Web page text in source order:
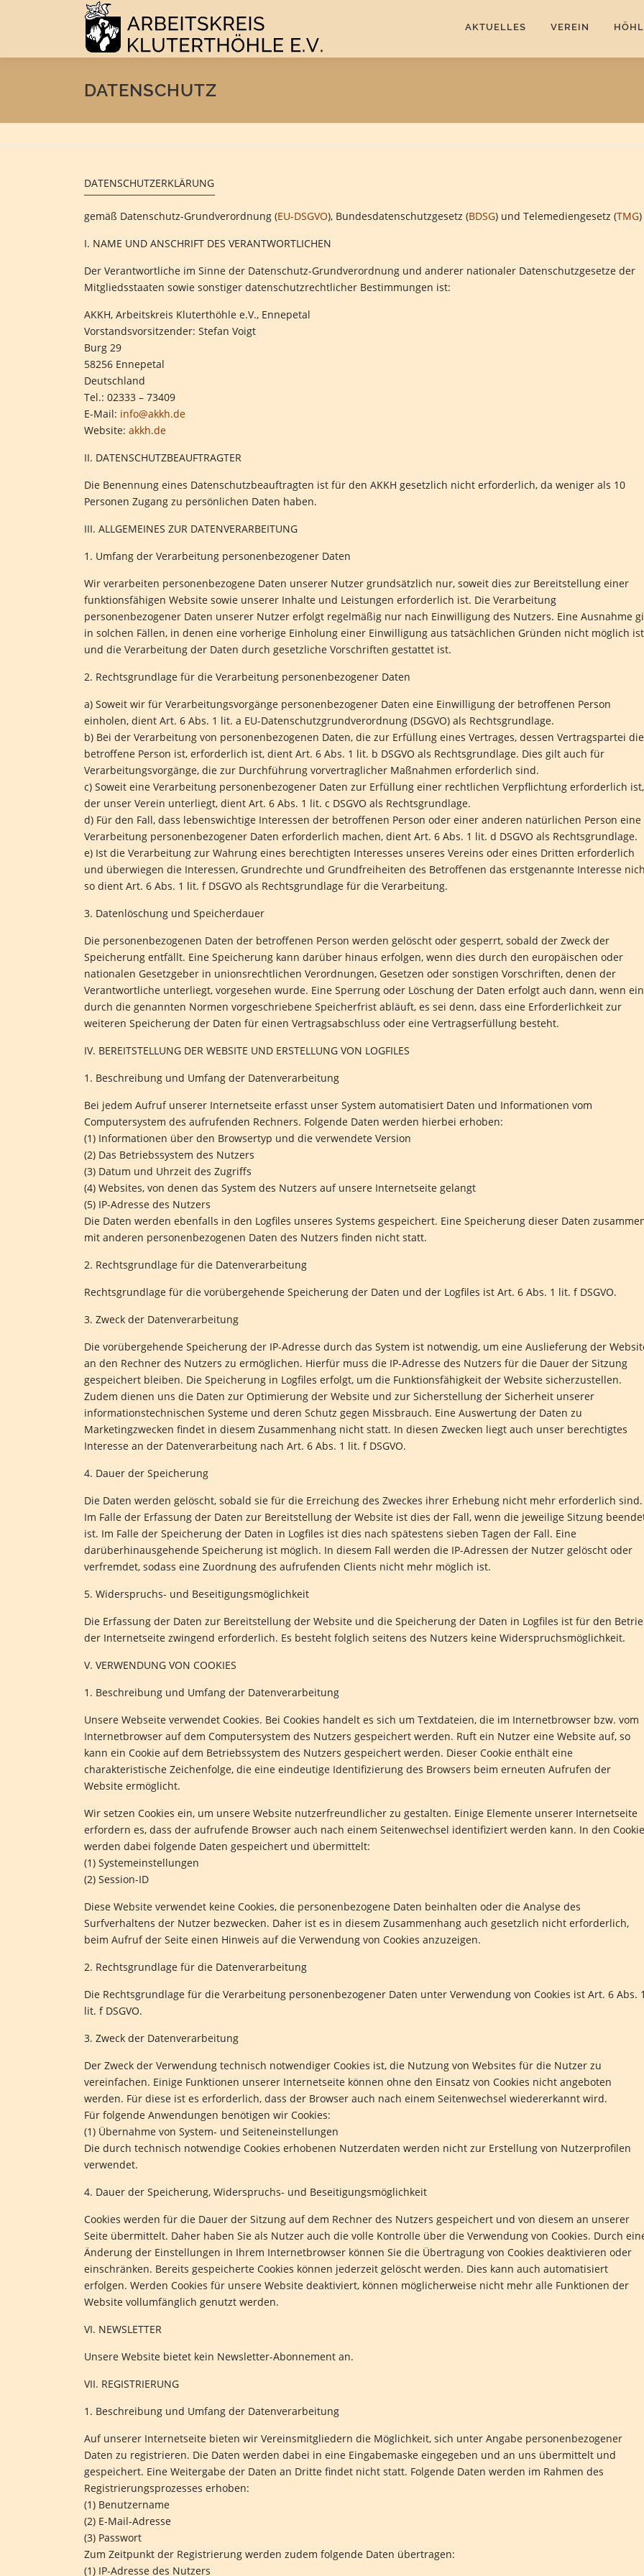
AKTUELLES VEREIN
DATENSCHUTZ
DATENSCHUTZERKLÄRUNG
¯¯¯¯¯¯¯¯¯¯¯¯¯¯¯¯¯¯¯¯¯¯¯¯¯¯
gemäß Datenschutz-Grundverordnung (EU-DSGVO), Bundesdatenschutzgesetz (BDSG) und Telemediengesetz (TMG)
I. NAME UND ANSCHRIFT DES VERANTWORTLICHEN
Der Verantwortliche im Sinne der Datenschutz-Grundverordnung und anderer nationaler Datenschutzgesetze der
Mitgliedsstaaten sowie sonstiger datenschutzrechtlicher Bestimmungen ist:
AKKH, Arbeitskreis Kluterthöhle e.V., Ennepetal
Vorstandsvorsitzender: Stefan Voigt
Burg 29
58256 Ennepetal
Deutschland
Tel.: 02333 – 73409
E-Mail: info@akkh.de
Website: akkh.de
II. DATENSCHUTZBEAUFTRAGTER
Die Benennung eines Datenschutzbeauftragten ist für den AKKH gesetzlich nicht erforderlich, da weniger als 10
Personen Zugang zu persönlichen Daten haben.
III. ALLGEMEINES ZUR DATENVERARBEITUNG
1. Umfang der Verarbeitung personenbezogener Daten
Wir verarbeiten personenbezogene Daten unserer Nutzer grundsätzlich nur, soweit dies zur Bereitstellung einer
funktionsfähigen Website sowie unserer Inhalte und Leistungen erforderlich ist. Die Verarbeitung
personenbezogener Daten unserer Nutzer erfolgt regelmäßig nur nach Einwilligung des Nutzers. Eine Ausnahme
in solchen Fällen, in denen eine vorherige Einholung einer Einwilligung aus tatsächlichen Gründen nicht möglich ist
und die Verarbeitung der Daten durch gesetzliche Vorschriften gestattet ist.
2. Rechtsgrundlage für die Verarbeitung personenbezogener Daten
a) Soweit wir für Verarbeitungsvorgänge personenbezogener Daten eine Einwilligung der betroffenen Person
einholen, dient Art. 6 Abs. 1 lit. a EU-Datenschutzgrundverordnung (DSGVO) als Rechtsgrundlage.
b) Bei der Verarbeitung von personenbezogenen Daten, die zur Erfüllung eines Vertrages, dessen Vertragspartei die
betroffene Person ist, erforderlich ist, dient Art. 6 Abs. 1 lit. b DSGVO als Rechtsgrundlage. Dies gilt auch für
Verarbeitungsvorgänge, die zur Durchführung vorvertraglicher Maßnahmen erforderlich sind.
c) Soweit eine Verarbeitung personenbezogener Daten zur Erfüllung einer rechtlichen Verpflichtung erforderlich ist,
der unser Verein unterliegt, dient Art. 6 Abs. 1 lit. c DSGVO als Rechtsgrundlage.
d) Für den Fall, dass lebenswichtige Interessen der betroffenen Person oder einer anderen natürlichen Person eine
Verarbeitung personenbezogener Daten erforderlich machen, dient Art. 6 Abs. 1 lit. d DSGVO als Rechtsgrundlage.
e) Ist die Verarbeitung zur Wahrung eines berechtigten Interesses unseres Vereins oder eines Dritten erforderlich
und überwiegen die Interessen, Grundrechte und Grundfreiheiten des Betroffenen das erstgenannte Interesse
so dient Art. 6 Abs. 1 lit. f DSGVO als Rechtsgrundlage für die Verarbeitung.
3. Datenlöschung und Speicherdauer
Die personenbezogenen Daten der betroffenen Person werden gelöscht oder gesperrt, sobald der Zweck der
Speicherung entfällt. Eine Speicherung kann darüber hinaus erfolgen, wenn dies durch den europäischen oder
nationalen Gesetzgeber in unionsrechtlichen Verordnungen, Gesetzen oder sonstigen Vorschriften, denen der
Verantwortliche unterliegt, vorgesehen wurde. Eine Sperrung oder Löschung der Daten erfolgt auch dann, wenn
durch die genannten Normen vorgeschriebene Speicherfrist abläuft, es sei denn, dass eine Erforderlichkeit zur
weiteren Speicherung der Daten für einen Vertragsabschluss oder eine Vertragserfüllung besteht.
IV. BEREITSTELLUNG DER WEBSITE UND ERSTELLUNG VON LOGFILES
1. Beschreibung und Umfang der Datenverarbeitung
Bei jedem Aufruf unserer Internetseite erfasst unser System automatisiert Daten und Informationen vom
Computersystem des aufrufenden Rechners. Folgende Daten werden hierbei erhoben:
(1) Informationen über den Browsertyp und die verwendete Version
(2) Das Betriebssystem des Nutzers
(3) Datum und Uhrzeit des Zugriffs
(4) Websites, von denen das System des Nutzers auf unsere Internetseite gelangt
(5) IP-Adresse des Nutzers
Die Daten werden ebenfalls in den Logfiles unseres Systems gespeichert. Eine Speicherung dieser Daten
mit anderen personenbezogenen Daten des Nutzers finden nicht statt.
2. Rechtsgrundlage für die Datenverarbeitung
Rechtsgrundlage für die vorübergehende Speicherung der Daten und der Logfiles ist Art. 6 Abs. 1 lit. f DSGVO.
3. Zweck der Datenverarbeitung
Die vorübergehende Speicherung der IP-Adresse durch das System ist notwendig, um eine Auslieferung der
an den Rechner des Nutzers zu ermöglichen. Hierfür muss die IP-Adresse des Nutzers für die Dauer der Sitzung
gespeichert bleiben. Die Speicherung in Logfiles erfolgt, um die Funktionsfähigkeit der Website sicherzustellen.
Zudem dienen uns die Daten zur Optimierung der Website und zur Sicherstellung der Sicherheit unserer
informationstechnischen Systeme und deren Schutz gegen Missbrauch. Eine Auswertung der Daten zu
Marketingzwecken findet in diesem Zusammenhang nicht statt. In diesen Zwecken liegt auch unser berechtigtes
Interesse an der Datenverarbeitung nach Art. 6 Abs. 1 lit. f DSGVO.
4. Dauer der Speicherung
Die Daten werden gelöscht, sobald sie für die Erreichung des Zweckes ihrer Erhebung nicht mehr erforderlich sind.
Im Falle der Erfassung der Daten zur Bereitstellung der Website ist dies der Fall, wenn die jeweilige Sitzung
ist. Im Falle der Speicherung der Daten in Logfiles ist dies nach spätestens sieben Tagen der Fall. Eine
darüberhinausgehende Speicherung ist möglich. In diesem Fall werden die IP-Adressen der Nutzer gelöscht oder
verfremdet, sodass eine Zuordnung des aufrufenden Clients nicht mehr möglich ist.
5. Widerspruchs- und Beseitigungsmöglichkeit
Die Erfassung der Daten zur Bereitstellung der Website und die Speicherung der Daten in Logfiles ist für den
der Internetseite zwingend erforderlich. Es besteht folglich seitens des Nutzers keine Widerspruchsmöglichkeit.
V. VERWENDUNG VON COOKIES
1. Beschreibung und Umfang der Datenverarbeitung
Unsere Webseite verwendet Cookies. Bei Cookies handelt es sich um Textdateien, die im Internetbrowser bzw. vom
Internetbrowser auf dem Computersystem des Nutzers gespeichert werden. Ruft ein Nutzer eine Website auf, so
kann ein Cookie auf dem Betriebssystem des Nutzers gespeichert werden. Dieser Cookie enthält eine
charakteristische Zeichenfolge, die eine eindeutige Identifizierung des Browsers beim erneuten Aufrufen der
Website ermöglicht.
Wir setzen Cookies ein, um unsere Website nutzerfreundlicher zu gestalten. Einige Elemente unserer Internetseite
erfordern es, dass der aufrufende Browser auch nach einem Seitenwechsel identifiziert werden kann. In den
werden dabei folgende Daten gespeichert und übermittelt:
(1) Systemeinstellungen
(2) Session-ID
Diese Website verwendet keine Cookies, die personenbezogene Daten beinhalten oder die Analyse des
Surfverhaltens der Nutzer bezwecken. Daher ist es in diesem Zusammenhang auch gesetzlich nicht erforderlich,
beim Aufruf der Seite einen Hinweis auf die Verwendung von Cookies anzuzeigen.
2. Rechtsgrundlage für die Datenverarbeitung
Die Rechtsgrundlage für die Verarbeitung personenbezogener Daten unter Verwendung von Cookies ist Art. 6 Abs.
lit. f DSGVO.
3. Zweck der Datenverarbeitung
Der Zweck der Verwendung technisch notwendiger Cookies ist, die Nutzung von Websites für die Nutzer zu
vereinfachen. Einige Funktionen unserer Internetseite können ohne den Einsatz von Cookies nicht angeboten
werden. Für diese ist es erforderlich, dass der Browser auch nach einem Seitenwechsel wiedererkannt wird.
Für folgende Anwendungen benötigen wir Cookies:
(1) Übernahme von System- und Seiteneinstellungen
Die durch technisch notwendige Cookies erhobenen Nutzerdaten werden nicht zur Erstellung von Nutzerprofilen
verwendet.
4. Dauer der Speicherung, Widerspruchs- und Beseitigungsmöglichkeit
Cookies werden für die Dauer der Sitzung auf dem Rechner des Nutzers gespeichert und von diesem an unserer
Seite übermittelt. Daher haben Sie als Nutzer auch die volle Kontrolle über die Verwendung von Cookies. Durch
Änderung der Einstellungen in Ihrem Internetbrowser können Sie die Übertragung von Cookies deaktivieren oder
einschränken. Bereits gespeicherte Cookies können jederzeit gelöscht werden. Dies kann auch automatisiert
erfolgen. Werden Cookies für unsere Website deaktiviert, können möglicherweise nicht mehr alle Funktionen der
Website vollumfänglich genutzt werden.
VI. NEWSLETTER
Unsere Website bietet kein Newsletter-Abonnement an.
VII. REGISTRIERUNG
1. Beschreibung und Umfang der Datenverarbeitung
Auf unserer Internetseite bieten wir Vereinsmitgliedern die Möglichkeit, sich unter Angabe personenbezogener
Daten zu registrieren. Die Daten werden dabei in eine Eingabemaske eingegeben und an uns übermittelt und
gespeichert. Eine Weitergabe der Daten an Dritte findet nicht statt. Folgende Daten werden im Rahmen des
Registrierungsprozesses erhoben:
(1) Benutzername
(2) E-Mail-Adresse
(3) Passwort
Zum Zeitpunkt der Registrierung werden zudem folgende Daten übertragen:
(1) IP-Adresse des Nutzers